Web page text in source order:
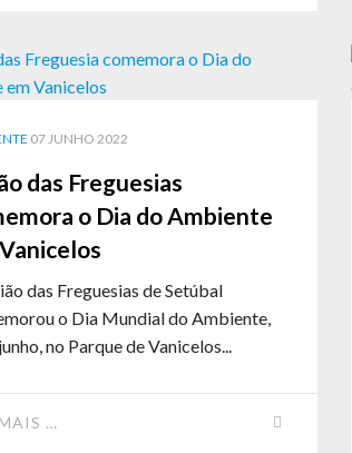
das Freguesias
o Dia do Ambiente
07 JUNHO 2022
das Freguesias de Setúbal
o Dia Mundial do Ambiente,
no Parque de Vanicelos...
…